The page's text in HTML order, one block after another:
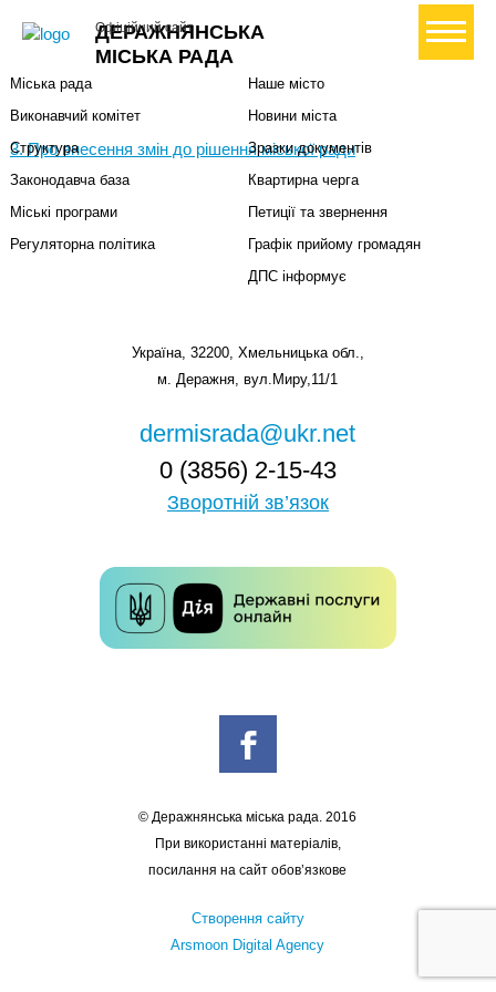
ДЕРАЖНЯНСЬКА
МІСЬКА РАДА
Офіційний сайт+ Створити петицію
3. Про внесення змін до рішення міської ради
Міський голова
Міська рада
Виконавчий комітет
Структура
Законодавча база
Міські програми
Регуляторна політика
Наше місто
Новини міста
Зразки документів
Квартирна черга
Петиції та звернення
Графік прийому громадян
ДПС інформує
Україна, 32200, Хмельницька обл.,
м. Деражня, вул.Миру,11/1
dermisrada@ukr.net
0 (3856) 2-15-43
Зворотній зв’язок
© Деражнянська міська рада. 2016
При використанні матеріалів,
посилання на сайт обов’язкове
Створення сайту
Arsmoon Digital Agency